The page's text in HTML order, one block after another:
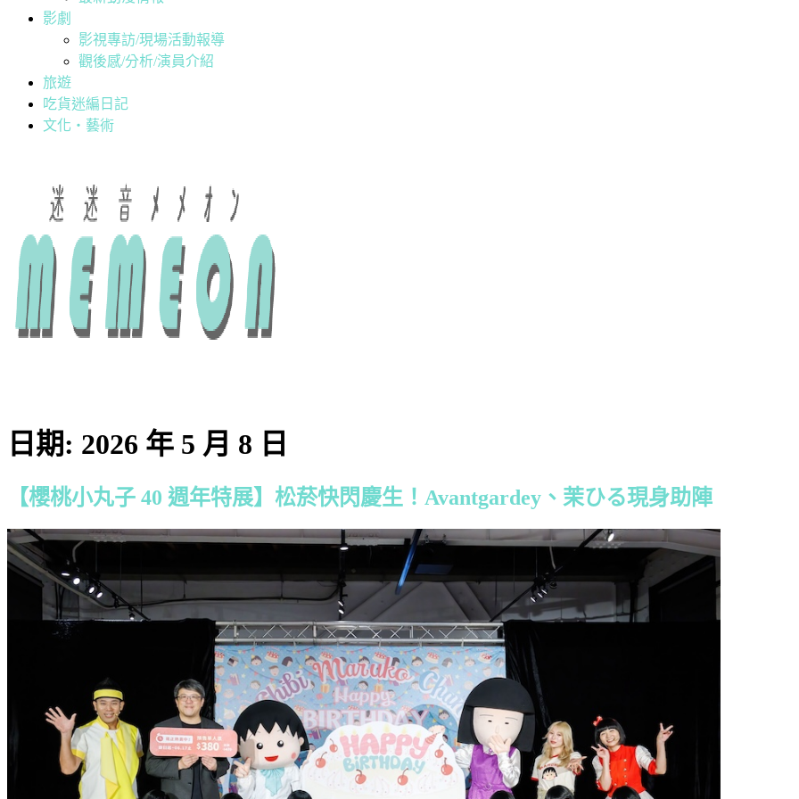
影劇
影視專訪/現場活動報導
觀後感/分析/演員介紹
旅遊
吃貨迷編日記
文化・藝術
日期: 2026 年 5 月 8 日
【櫻桃小丸子 40 週年特展】松菸快閃慶生！Avantgardey、茉ひる現身助陣